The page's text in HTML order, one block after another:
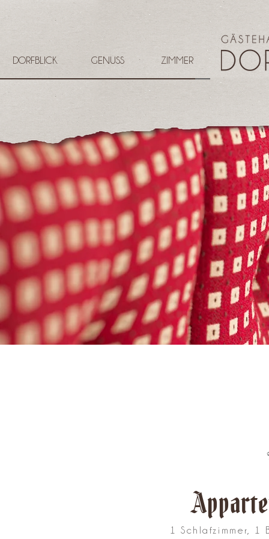
1 Schlafzimmer, 1
ZIMMER
GENUSS
DORFBLICK